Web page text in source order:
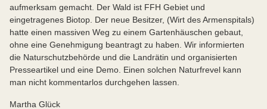
aufmerksam gemacht. Der Wald ist FFH Gebiet und
eingetragenes Biotop. Der neue Besitzer, (Wirt des Armenspitals)
hatte einen massiven Weg zu einem Gartenhäuschen gebaut,
ohne eine Genehmigung beantragt zu haben. Wir informierten
die Naturschutzbehörde und die Landrätin und organisierten
Presseartikel und eine Demo. Einen solchen Naturfrevel kann
man nicht kommentarlos durchgehen lassen.
Martha Glück